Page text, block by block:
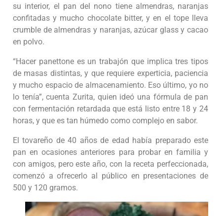
su interior, el pan del nono tiene almendras, naranjas
confitadas y mucho chocolate bitter, y en el tope lleva
crumble de almendras y naranjas, azúcar glass y cacao
en polvo.
“Hacer panettone es un trabajón que implica tres tipos
de masas distintas, y que requiere experticia, paciencia
y mucho espacio de almacenamiento. Eso último, yo no
lo tenía”, cuenta Zurita, quien ideó una fórmula de pan
con fermentación retardada que está listo entre 18 y 24
horas, y que es tan húmedo como complejo en sabor.
El tovareño de 40 años de edad había preparado este
pan en ocasiones anteriores para probar en familia y
con amigos, pero este año, con la receta perfeccionada,
comenzó a ofrecerlo al público en presentaciones de
500 y 120 gramos.